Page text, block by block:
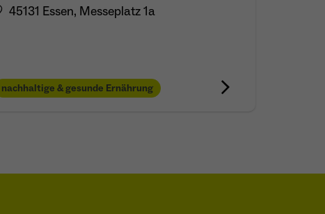
45131 Essen, Messeplatz 1a
nachhaltige & gesunde Ernährung